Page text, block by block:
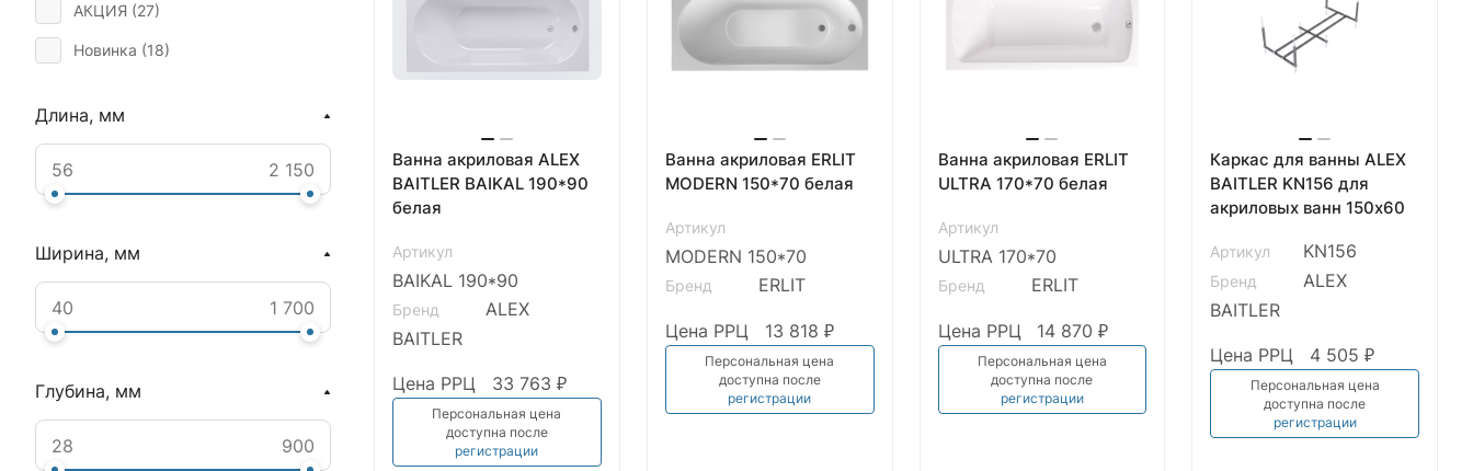
Ванна акриловая ALEX
BAITLER BAIKAL 190*90
белая
Артикул
BAIKAL 190*90
Бренд
ALEX
BAITLER
Цена РРЦ 33 763 ₽
Персональная цена
доступна после
регистрации
Ванна акриловая ERLIT
MODERN 150*70 белая
Артикул
MODERN 150*70
Бренд ERLIT
Цена РРЦ 13 818 ₽
Персональная цена
доступна после
регистрации
Ванна акриловая ERLIT
ULTRA 170*70 белая
Артикул
ULTRA 170*70
Бренд ERLIT
Цена РРЦ 14 870 ₽
Персональная цена
доступна после
регистрации
Каркас для ванны ALEX
BAITLER KN156 для
акриловых ванн 150х60
Артикул KN156
Бренд
ALEX
BAITLER
Цена РРЦ 4 505 ₽
Персональная цена
доступна после
регистрации
(175)
АКЦИЯ (27)
Новинка (18)
Длина, мм
Ширина, мм
Глубина, мм